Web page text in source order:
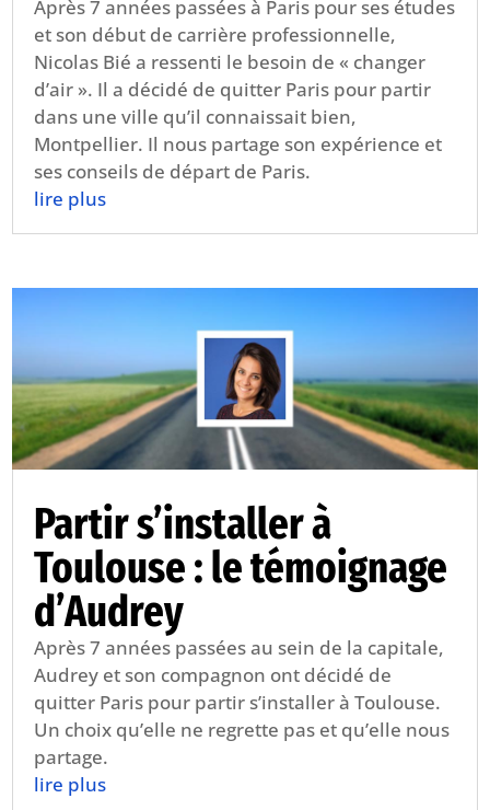
Après 7 années passées à Paris pour ses études
et son début de carrière professionnelle,
Nicolas Bié a ressenti le besoin de « changer
d’air ». Il a décidé de quitter Paris pour partir
dans une ville qu’il connaissait bien,
Montpellier. Il nous partage son expérience et
ses conseils de départ de Paris.
lire plus
Partir s’installer à
Toulouse : le témoignage
d’Audrey
Après 7 années passées au sein de la capitale,
Audrey et son compagnon ont décidé de
quitter Paris pour partir s’installer à Toulouse.
Un choix qu’elle ne regrette pas et qu’elle nous
partage.
lire plus